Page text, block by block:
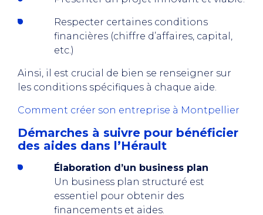
Respecter certaines conditions
financières (chiffre d’affaires, capital,
etc.)
Ainsi, il est crucial de bien se renseigner sur
les conditions spécifiques à chaque aide.
Comment créer son entreprise à Montpellier
Démarches à suivre pour bénéficier
des aides dans l’Hérault
Élaboration d’un business plan
Un business plan structuré est
essentiel pour obtenir des
financements et aides.